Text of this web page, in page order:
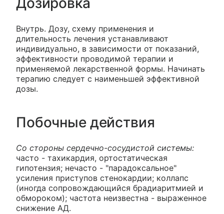
Внутрь. Дозу, схему применения и
длительность лечения устанавливают
индивидуально, в зависимости от показаний,
эффективности проводимой терапии и
применяемой лекарственной формы. Начинать
терапию следует с наименьшей эффективной
дозы.
Побочные действия
Со стороны сердечно-сосудистой системы:
часто - тахикардия, ортостатическая
гипотензия; нечасто - "парадоксальное"
усиления приступов стенокардии; коллапс
(иногда сопровождающийся брадиаритмией и
обмороком); частота неизвестна - выраженное
снижение АД.